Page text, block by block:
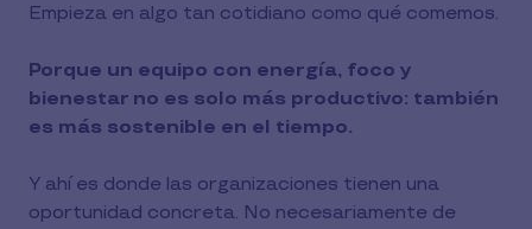
Empieza en algo tan cotidiano como qué comemos.
Porque un equipo con energía, foco y
bienestar no es solo más productivo: también
es más sostenible en el tiempo.
Y ahí es donde las organizaciones tienen una
oportunidad concreta. No necesariamente de